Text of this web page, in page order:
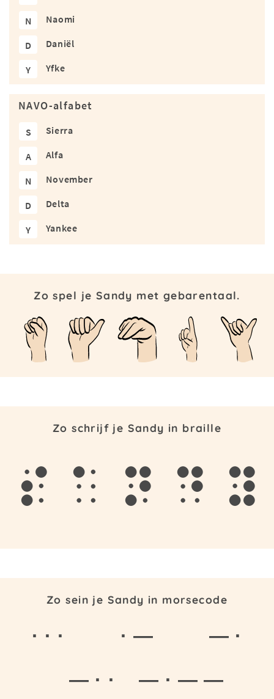
N Naomi
D Daniël
Y Yfke
NAVO-alfabet
S Sierra
A Alfa
N November
D Delta
Y Yankee
Zo spel je Sandy met gebarentaal.
Zo schrijf je Sandy in braille
s a n d y
Zo sein je Sandy in morsecode
· · · · —
— ·
— · ·
— · — —